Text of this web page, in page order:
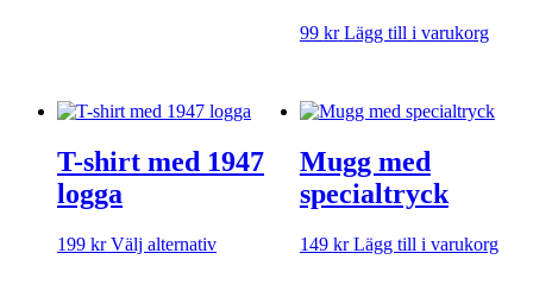
99 kr Lägg till i varukorg
T-shirt med 1947
logga
199 kr Välj alternativDen
Mugg med
specialtryck
149 kr Lägg till i varukorg